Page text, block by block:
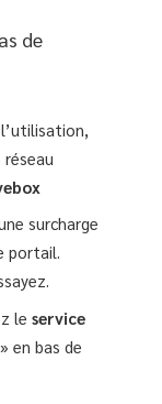
de
surcharge
portail.
le service
» en bas de